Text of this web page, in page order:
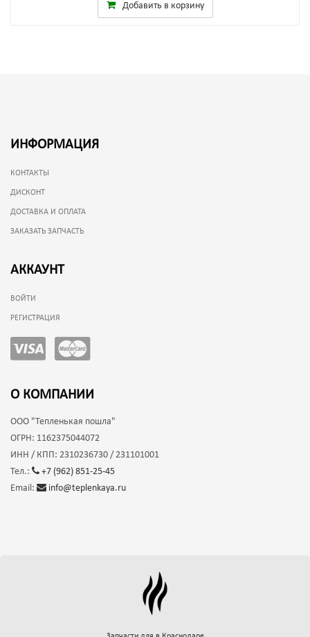
Добавить в корзину
ИНФОРМАЦИЯ
КОНТАКТЫ
ДИСКОНТ
ДОСТАВКА И ОПЛАТА
ЗАКАЗАТЬ ЗАПЧАСТЬ
АККАУНТ
ВОЙТИ
РЕГИСТРАЦИЯ
О КОМПАНИИ
ООО "Тепленькая пошла"
ОГРН: 1162375044072
ИНН / КПП: 2310236730 / 231101001
Тел.:
+7 (962) 851-25-45
Email:
info@teplenkaya.ru